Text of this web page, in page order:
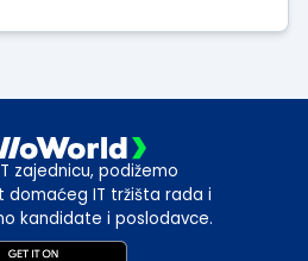
zajednicu, podižemo
domaćeg IT tržišta rada i
kandidate i poslodavce.